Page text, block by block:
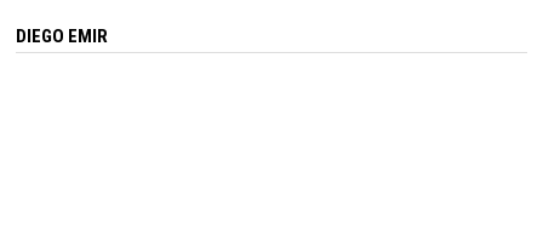
DIEGO EMIR